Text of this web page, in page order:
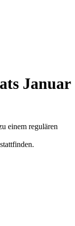
Januar
einem regulären